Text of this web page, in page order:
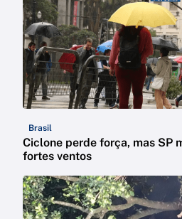
Brasil
Ciclone perde força, mas SP
fortes ventos